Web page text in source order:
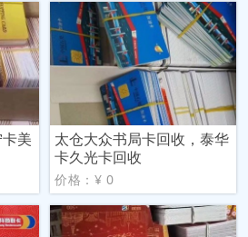
美
太仓大众书局卡回收，泰华
卡久光卡回收
价格：¥ 0